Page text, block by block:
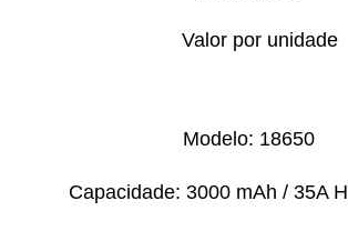
Valor por unidade
Modelo: 18650
Capacidade: 3000 mAh / 35A